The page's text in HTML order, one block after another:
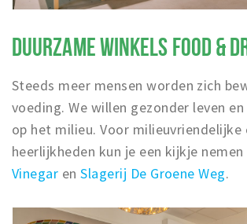
DUURZAME WINKELS FOOD &
Steeds meer mensen worden zich
voeding. We willen gezonder leven
op het milieu. Voor milieuvriendelijke
heerlijkheden kun je een kijkje nemen
Vinegar enSlagerij De Groene Weg.